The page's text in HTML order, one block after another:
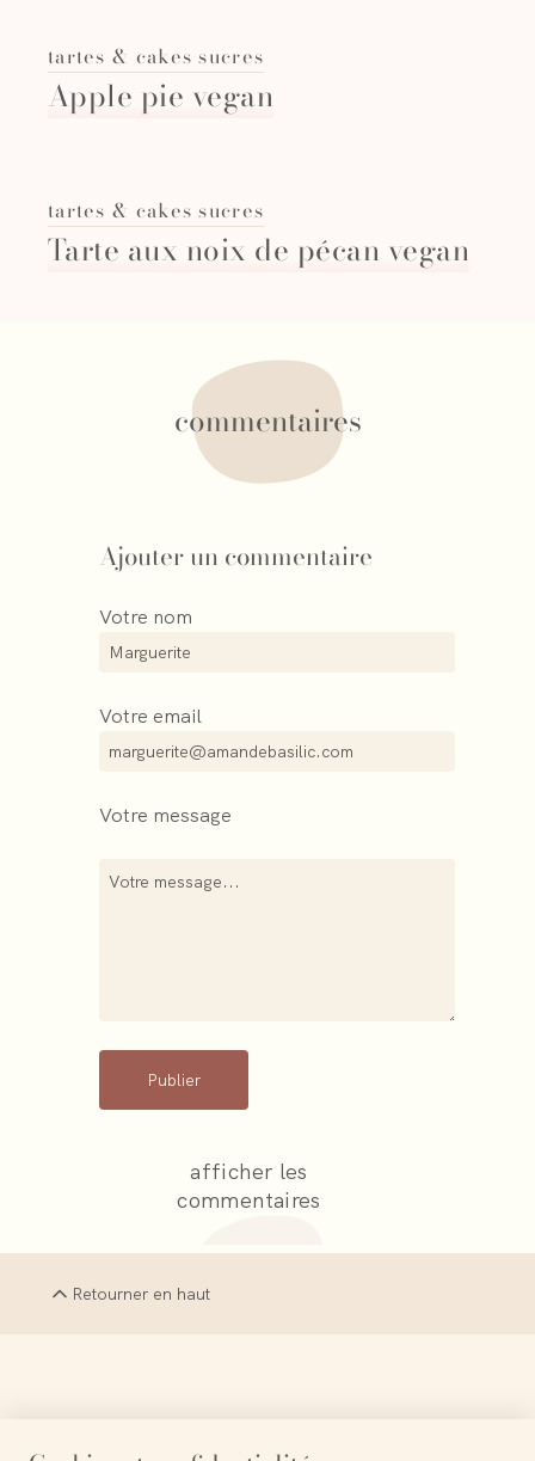
tartes & cakes sucres
Apple pie vegan
tartes & cakes sucres
Tarte aux noix de pécan vegan
commentaires
Ajouter un commentaire
Votre nom
Votre email
Votre message
Publier
afficher les
commentaires
Retourner en haut